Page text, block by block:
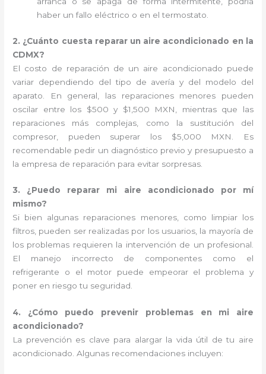
haber un fallo eléctrico o en el termostato.
2. ¿Cuánto cuesta reparar un aire acondicionado en la
CDMX?
El costo de reparación de un aire acondicionado puede
variar dependiendo del tipo de avería y del modelo del
aparato. En general, las reparaciones menores pueden
oscilar entre los $500 y $1,500 MXN, mientras que las
reparaciones más complejas, como la sustitución del
compresor, pueden superar los $5,000 MXN. Es
recomendable pedir un diagnóstico previo y presupuesto a
la empresa de reparación para evitar sorpresas.
3. ¿Puedo reparar mi aire acondicionado por mí
mismo?
Si bien algunas reparaciones menores, como limpiar los
filtros, pueden ser realizadas por los usuarios, la mayoría de
los problemas requieren la intervención de un profesional.
El manejo incorrecto de componentes como el
refrigerante o el motor puede empeorar el problema y
poner en riesgo tu seguridad.
4. ¿Cómo puedo prevenir problemas en mi aire
acondicionado?
La prevención es clave para alargar la vida útil de tu aire
acondicionado. Algunas recomendaciones incluyen: